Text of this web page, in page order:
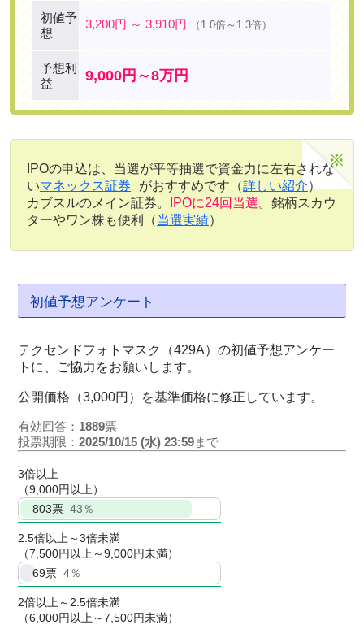
初値予
想
3,200円 ～ 3,910円 （1.0倍～1.3倍）
予想利
益
9,000円～8万円
IPOの申込は、当選が平等抽選で資金力に左右されな
いマネックス証券 がおすすめです（詳しい紹介）
カブスルのメイン証券。
IPOに24回当選。銘柄スカウ
ターやワン株も便利（当選実績）
初値予想アンケート
テクセンドフォトマスク（429A）の初値予想アンケー
トに、ご協力をお願いします。
公開価格（3,000円）を基準価格に修正しています。
有効回答： 1889票
投票期限： 2025/10/15 (水) 23:59まで
3倍以上
（9,000円以上）
803票 43％
2.5倍以上～3倍未満
（7,500円以上～9,000円未満）
69票 4％
2倍以上～2.5倍未満
（6,000円以上～7,500円未満）